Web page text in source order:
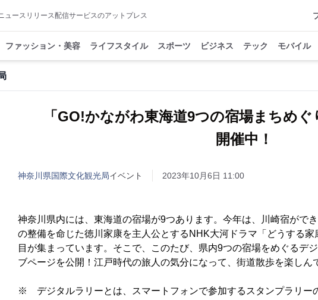
ュースリリース配信サービスのアットプレス
ファッション・美容 ライフスタイル スポーツ ビジネス テック モバイル
「GO!かながわ東海道9つの宿場まちめぐ
開催中！
神奈川県国際文化観光局イベント 2023年10月6日 11:00
神奈川県内には、東海道の宿場が9つあります。今年は、川崎宿がで
の整備を命じた徳川家康を主人公とするNHK大河ドラマ「どうする
目が集まっています。そこで、このたび、県内9つの宿場をめぐるデ
ブページを公開！江戸時代の旅人の気分になって、街道散歩を楽しん
※ デジタルラリーとは、スマートフォンで参加するスタンプラリー